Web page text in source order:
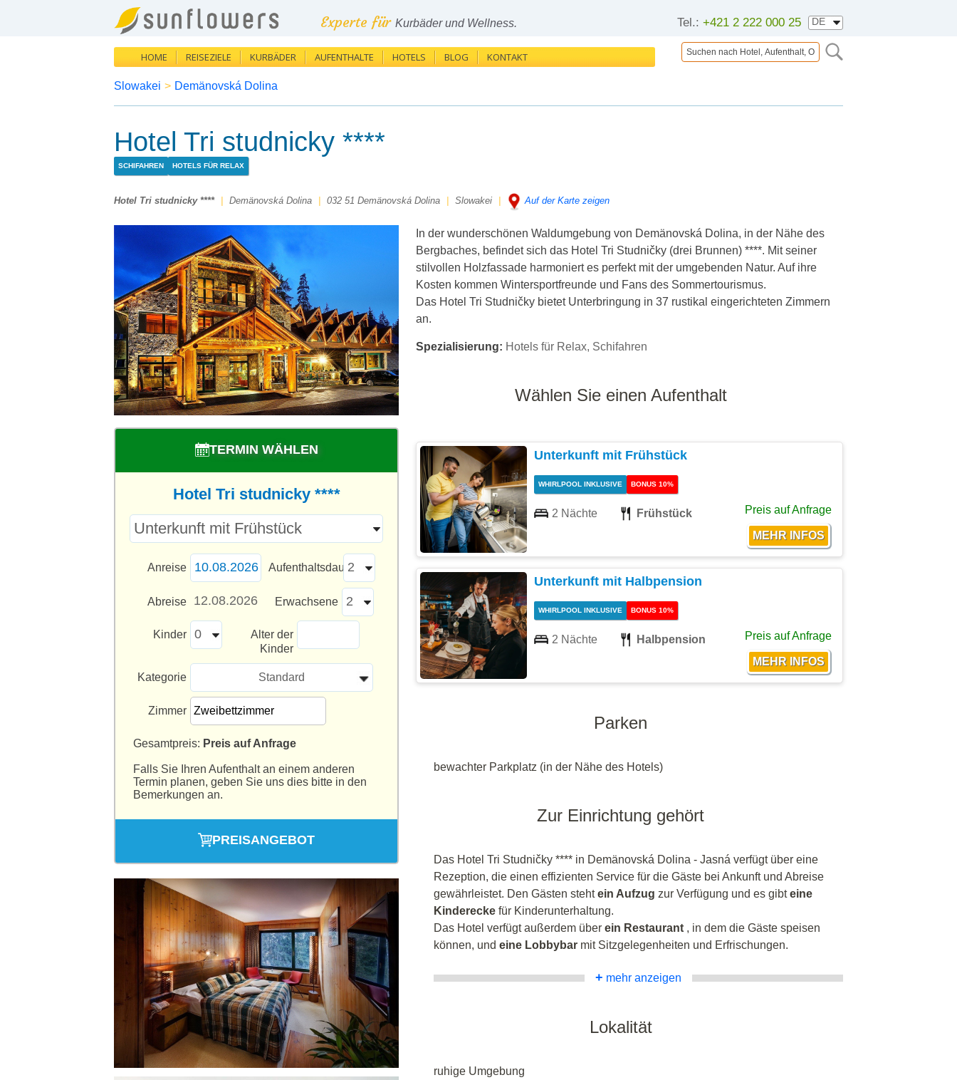
Tel.: +421 2 222 000 25
Experte für Kurbäder und Wellness.
HOME REISEZIELE KURBÄDER AUFENTHALTE HOTELS BLOG KONTAKT
Slowakei > Demänovská Dolina
Hotel Tri studnicky ****
SCHIFAHREN HOTELS FÜR RELAX
Hotel Tri studnicky **** Demänovská Dolina 032 51 Demänovská Dolina Slowakei Auf der Karte zeigen
TERMIN WÄHLEN
Hotel Tri studnicky ****
Anreise Aufenthaltsdauer
Abreise Erwachsene
Kinder
Alter der
Kinder
Kategorie Standard
Zimmer
Gesamtpreis: Preis auf Anfrage
Falls Sie Ihren Aufenthalt an einem anderen
Termin planen, geben Sie uns dies bitte in den
Bemerkungen an.
PREISANGEBOT
In der wunderschönen Waldumgebung von Demänovská Dolina, in der Nähe des
Bergbaches, befindet sich das Hotel Tri Studničky (drei Brunnen) ****. Mit seiner
stilvollen Holzfassade harmoniert es perfekt mit der umgebenden Natur. Auf ihre
Kosten kommen Wintersportfreunde und Fans des Sommertourismus.
Das Hotel Tri Studničky bietet Unterbringung in 37 rustikal eingerichteten Zimmern
an.
Spezialisierung: Hotels für Relax, Schifahren
Wählen Sie einen Aufenthalt
Unterkunft mit Frühstück
WHIRLPOOL INKLUSIVE BONUS 10%
2 Nächte Frühstück Preis auf Anfrage
Unterkunft mit Halbpension
WHIRLPOOL INKLUSIVE BONUS 10%
2 Nächte Halbpension Preis auf Anfrage
Parken
bewachter Parkplatz (in der Nähe des Hotels)
Zur Einrichtung gehört
Das Hotel Tri Studničky **** in Demänovská Dolina - Jasná verfügt über eine
Rezeption, die einen effizienten Service für die Gäste bei Ankunft und Abreise
gewährleistet. Den Gästen stehtein Aufzug zur Verfügung und es gibteine
Kinderecke für Kinderunterhaltung.
Das Hotel verfügt außerdem über ein Restaurant , in dem die Gäste speisen
können, und eine Lobbybar mit Sitzgelegenheiten und Erfrischungen.
+ mehr anzeigen
Lokalität
ruhige Umgebung